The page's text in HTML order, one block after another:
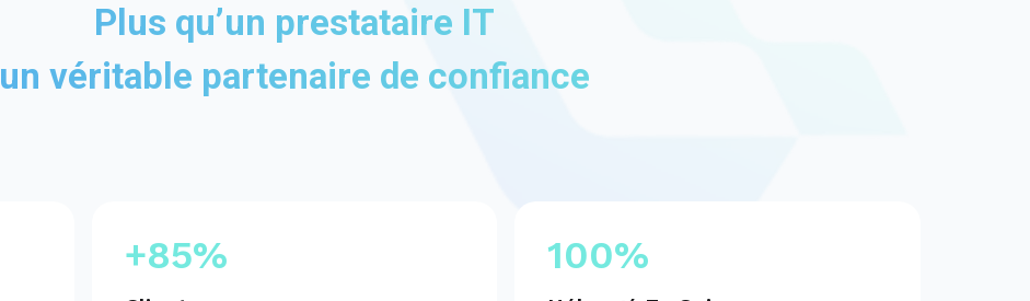
Plus qu’un prestataire IT
un véritable partenaire de confiance
+85% 100%